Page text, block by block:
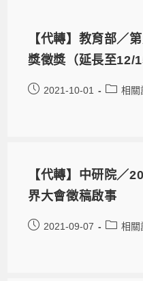
【代轉】教育部／
獎徵獎（延長至12/
2021-10-01 相關
【代轉】中研院／
界大會徵稿啟事
2021-09-07 相關